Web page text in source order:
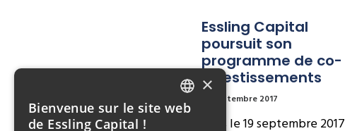
Essling Capital
poursuit son
programme de co-
investissements
19 septembre 2017
Paris le 19 septembre 2017
FRENCH
×
Bienvenue sur le site web
de Essling Capital !